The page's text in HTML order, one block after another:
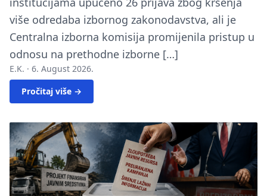
više odredaba izbornog zakonodavstva, ali je
Centralna izborna komisija promijenila pristup u
odnosu na prethodne izborne […]
E.K. · 6. August 2026.
Pročitaj više →